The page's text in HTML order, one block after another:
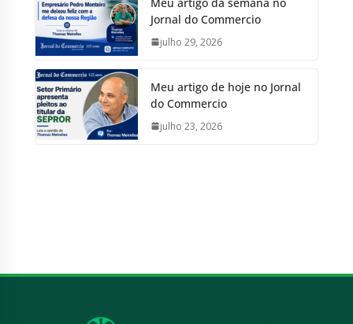
Jornal do Commercio
julho 29, 2026
Meu artigo de hoje no Jornal
do Commercio
julho 23, 2026